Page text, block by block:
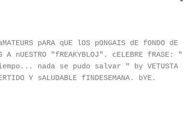
pARA qUE lOS pONGAIS dE fONDO dE
A nUESTRO "fREAKYBLOJ". cELEBRE fRASE: "
nada se pudo salvar " by VETUSTA
Y sALUDABLE fINDESEMANA. bYE.